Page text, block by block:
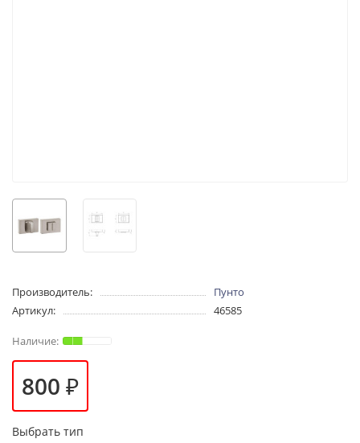
Производитель:
Пунто
Артикул:
46585
800 ₽
Выбрать тип